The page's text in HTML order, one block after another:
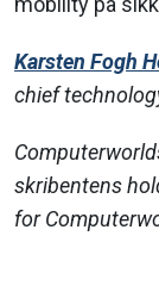
Karsten Fogh
chief
skribentens
for